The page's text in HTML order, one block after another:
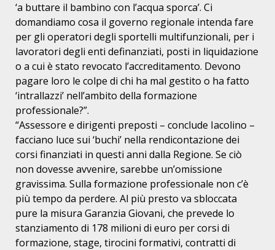
‘a buttare il bambino con l’acqua sporca’. Ci
domandiamo cosa il governo regionale intenda fare
per gli operatori degli sportelli multifunzionali, per i
lavoratori degli enti definanziati, posti in liquidazione
o a cui è stato revocato l’accreditamento. Devono
pagare loro le colpe di chi ha mal gestito o ha fatto
‘intrallazzi’ nell’ambito della formazione
professionale?”.
“Assessore e dirigenti preposti – conclude Iacolino –
facciano luce sui ‘buchi’ nella rendicontazione dei
corsi finanziati in questi anni dalla Regione. Se ciò
non dovesse avvenire, sarebbe un’omissione
gravissima. Sulla formazione professionale non c’è
più tempo da perdere. Al più presto va sbloccata
pure la misura Garanzia Giovani, che prevede lo
stanziamento di 178 milioni di euro per corsi di
formazione, stage, tirocini formativi, contratti di